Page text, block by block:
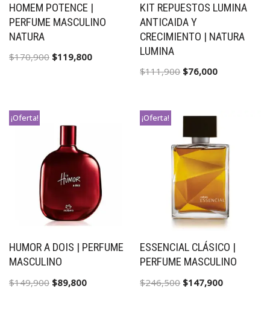
HOMEM POTENCE |
PERFUME MASCULINO
NATURA
$170,900 $119,800
KIT REPUESTOS LUMINA
ANTICAIDA Y
CRECIMIENTO | NATURA
LUMINA
$111,900 $76,000
¡Oferta!
HUMOR A DOIS | PERFUME
MASCULINO
$149,900 $89,800
¡Oferta!
ESSENCIAL CLÁSICO |
PERFUME MASCULINO
$246,500 $147,900